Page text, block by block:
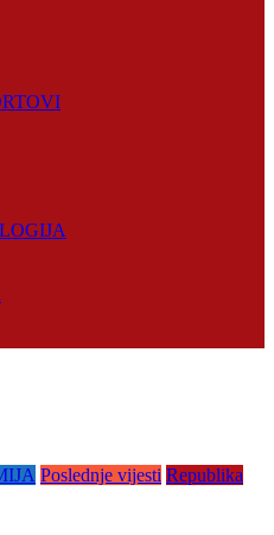
Poslednje vijesti Republika